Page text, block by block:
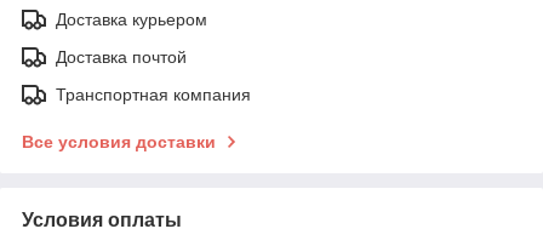
Доставка курьером
Доставка почтой
Транспортная компания
Все условия доставки
Условия оплаты